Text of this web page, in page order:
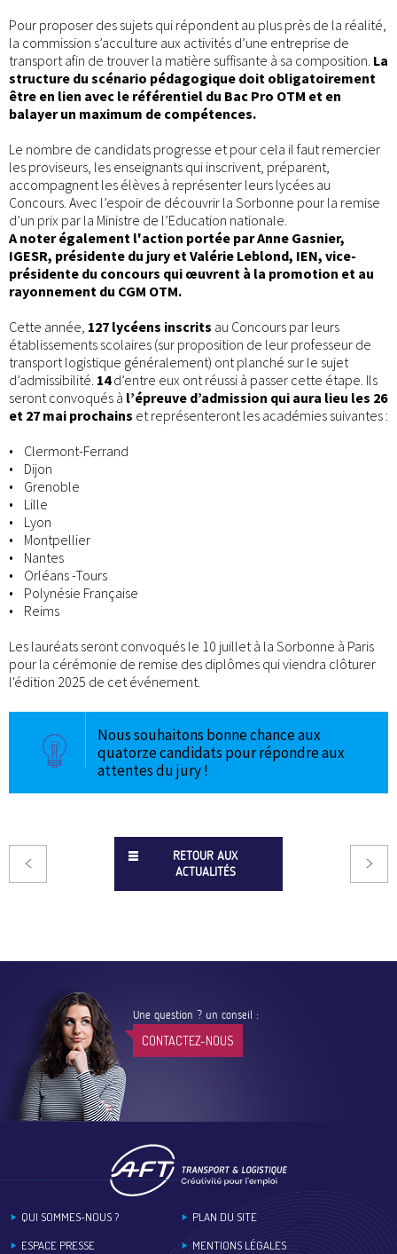
Pour proposer des sujets qui répondent au plus près de la réalité,
la commission s’acculture aux activités d’une entreprise de
transport afin de trouver la matière suffisante à sa composition. La
structure du scénario pédagogique doit obligatoirement
être en lien avec le référentiel du Bac Pro OTM et en
balayer un maximum de compétences.
Le nombre de candidats progresse et pour cela il faut remercier
les proviseurs, les enseignants qui inscrivent, préparent,
accompagnent les élèves à représenter leurs lycées au
Concours. Avec l’espoir de découvrir la Sorbonne pour la remise
d’un prix par la Ministre de l’Education nationale.
A noter également l'action portée par Anne Gasnier,
IGESR, présidente du jury et Valérie Leblond, IEN, vice-
présidente du concours qui œuvrent à la promotion et au
rayonnement du CGM OTM.
Cette année, 127 lycéens inscrits au Concours par leurs
établissements scolaires (sur proposition de leur professeur de
transport logistique généralement) ont planché sur le sujet
d’admissibilité. 14d’entre eux ont réussi à passer cette étape. Ils
seront convoqués à l’épreuve d’admission qui aura lieu les 26
et 27 mai prochains et représenteront les académies suivantes :
• Clermont-Ferrand
• Dijon
• Grenoble
• Lille
• Lyon
• Montpellier
• Nantes
• Orléans -Tours
• Polynésie Française
• Reims
Les lauréats seront convoqués le 10 juillet à la Sorbonne à Paris
pour la cérémonie de remise des diplômes qui viendra clôturer
l'édition 2025 de cet événement.
Nous souhaitons bonne chance aux
quatorze candidats pour répondre aux
attentes du jury !
RETOUR AUX
ACTUALITÉS
Une question ? un conseil :
CONTACTEZ-NOUS
QUI SOMMES-NOUS ?
ESPACE PRESSE
PLAN DU SITE
MENTIONS LÉGALES